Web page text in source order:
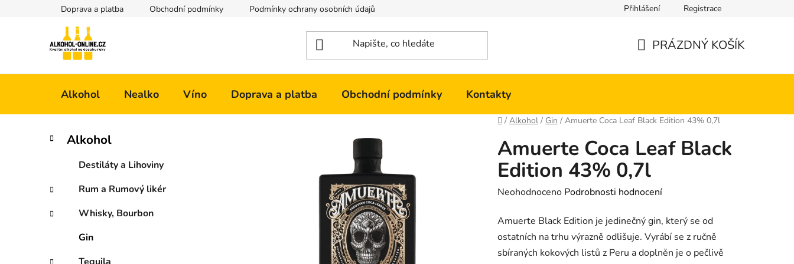
Doprava a platba Obchodní podmínky Podmínky ochrany osobních údajů Přihlášení Registrace
PRÁZDNÝ KOŠÍK
Alkohol Nealko Víno Doprava a platba Obchodní podmínky Kontakty
Domů
/ Alkohol / Gin / Amuerte Coca Leaf Black Edition 43% 0,7l
P
r
a
í
Přeskočit
kategorie
K
a
g
o
r
Alkohol
Destiláty a Lihoviny
Rum a Rumový likér
Whisky, Bourbon
Gin
Amuerte Coca Leaf Black
Edition 43% 0,7l
Průměrné
produktu
je
0,0
Neohodnoceno Podrobnosti hodnocení
Amuerte Black Edition je jedinečný gin, který se od
ostatních na trhu výrazně odlišuje. Vyrábí se z ručně
sbíraných kokových listů z Peru a doplněn je o pečlivě